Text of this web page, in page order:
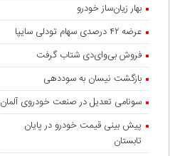
بهار زیان‌ساز خودرو
عرضه ۴۲ درصدی سهام تودلی سایپا
فروش بی‌وای‌دی شتاب گرفت
بازگشت نیسان به سوددهی
سونامی تعدیل در صنعت خودروی آلمان
پیش بینی قیمت خودرو در پایان
تابستان